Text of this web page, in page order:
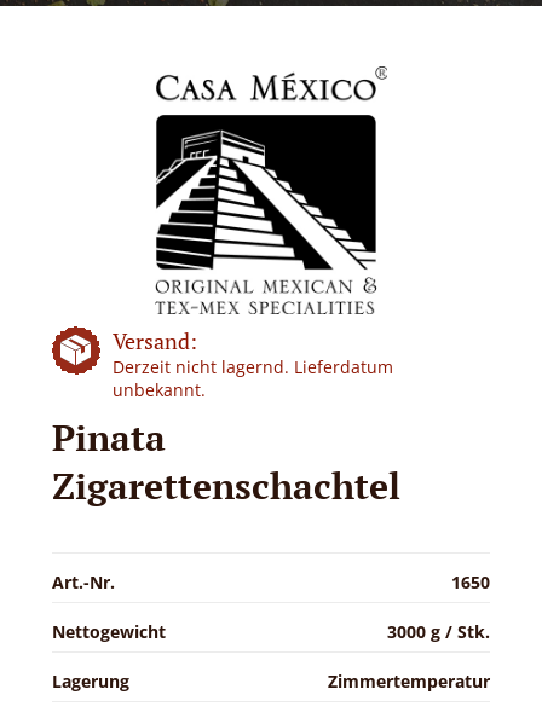
Versand:
Derzeit nicht lagernd. Lieferdatum
unbekannt.
Pinata
Zigarettenschachtel
Art.-Nr. 1650
Nettogewicht 3000 g / Stk.
Lagerung Zimmertemperatur